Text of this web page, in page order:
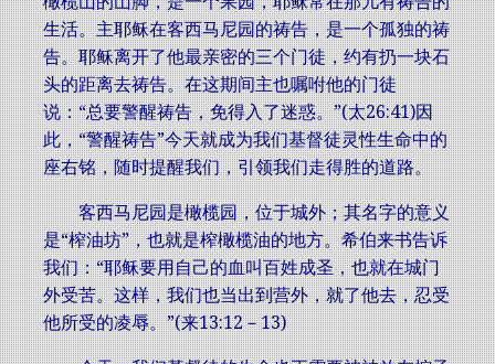
生活。主耶稣在客西马尼园的祷告，是一个孤独的祷
告。耶稣离开了他最亲密的三个门徒，约有扔一块石
头的距离去祷告。在这期间主也嘱咐他的门徒
说：“总要警醒祷告，免得入了迷惑。”(太26:41)因
此，“警醒祷告”今天就成为我们基督徒灵性生命中的
座右铭，随时提醒我们，引领我们走得胜的道路。
客西马尼园是橄榄园，位于城外；其名字的意义
是“榨油坊”，也就是榨橄榄油的地方。希伯来书告诉
我们：“耶稣要用自己的血叫百姓成圣，也就在城门
外受苦。这样，我们也当出到营外，就了他去，忍受
他所受的凌辱。”(来13:12－13)